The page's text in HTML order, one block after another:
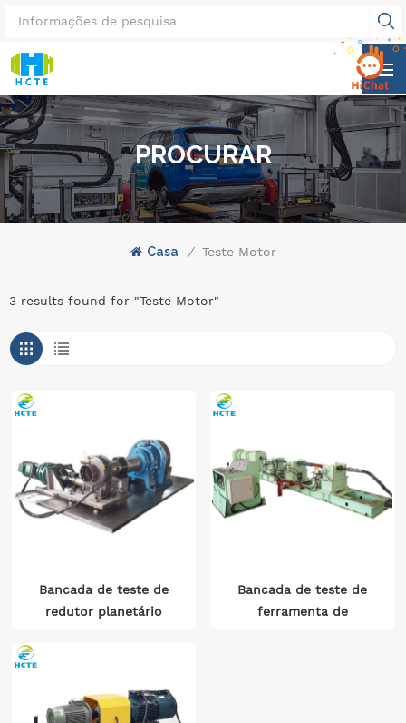
PROCURAR
Casa / Teste Motor
3 results found for "Teste Motor"
Bancada de teste de
redutor planetário
Bancada de teste de
ferramenta de